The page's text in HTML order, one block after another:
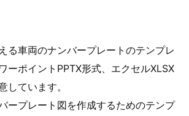
る車両のナンバープレートのテンプレ
ーポイントPPTX形式、エクセルXLSX
しています。
ープレート図を作成するためのテンプ